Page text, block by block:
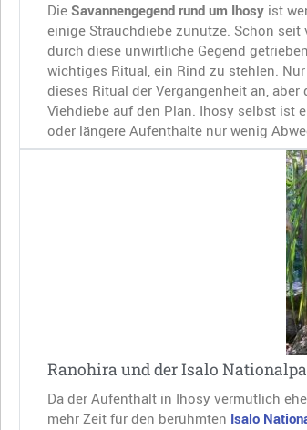
Die Savannengegend rund um Ihosy ist
einige Strauchdiebe zunutze. Schon
durch diese unwirtliche Gegend
wichtiges Ritual, ein Rind zu stehlen.
dieses Ritual der Vergangenheit an, aber
Viehdiebe auf den Plan. Ihosy selbst ist
oder längere Aufenthalte nur wenig
Ranohira und der Isalo
Da der Aufenthalt in Ihosy vermutlich
mehr Zeit für den berühmten Isalo